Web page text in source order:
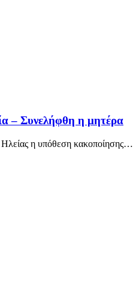
– Συνελήφθη η μητέρα
η υπόθεση κακοποίησης…